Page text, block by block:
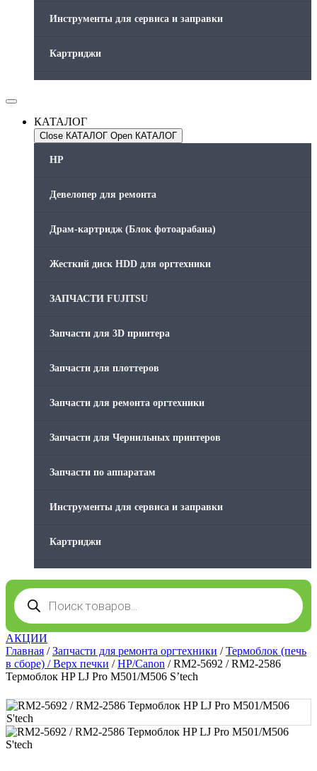
Инструменты для сервиса и заправки
Картриджи
Оргтехника / Принтеры, Копиры и МФУ
Память для принтера
Печатающая головка для принтера
Ремонт принтера. Услуги Сервисного центра.
Скрепки для финишера
Средства для сервиса / Оборудование
Стяжки для кабеля
Товары без категории
Товары для заправки
Фольга , изолента, скотч и тд
КАТАЛОГ
Close КАТАЛОГ Open КАТАЛОГ
HP
Девелопер для ремонта
Драм-картридж (Блок фотоарабана)
Жесткий диск HDD для оргтехники
ЗАПЧАСТИ FUJITSU
Запчасти для 3D принтера
Запчасти для плоттеров
Запчасти для ремонта оргтехники
Запчасти для Чернильных принтеров
Запчасти по аппаратам
Инструменты для сервиса и заправки
Картриджи
Оргтехника / Принтеры, Копиры и МФУ
Память для принтера
Печатающая головка для принтера
Поиск
товаров
АКЦИИ
Главная /Запчасти для ремонта оргтехники /Термоблок (печь
в сборе) / Верх печки /HP/Canon / RM2-5692 / RM2-2586
Термоблок HP LJ Pro M501/M506 S’tech